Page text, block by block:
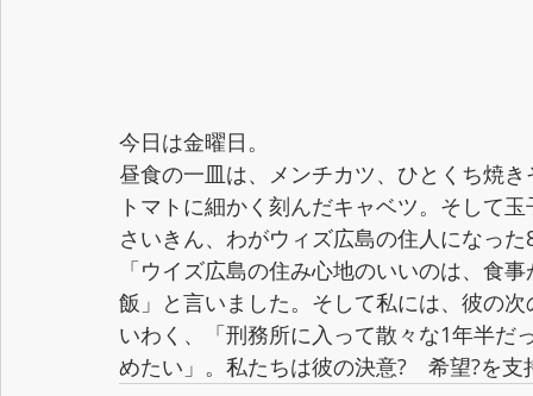
今日は金曜日。
昼食の一皿は、メンチカツ、ひとくち焼
トマトに細かく刻んだキャベツ。そして
さいきん、わがウィズ広島の住人になっ
「ウイズ広島の住み心地のいいのは、食
飯」と言いました。そして私には、彼の
いわく、「刑務所に入って散々な1年半だ
めたい」。私たちは彼の決意?　希望?を